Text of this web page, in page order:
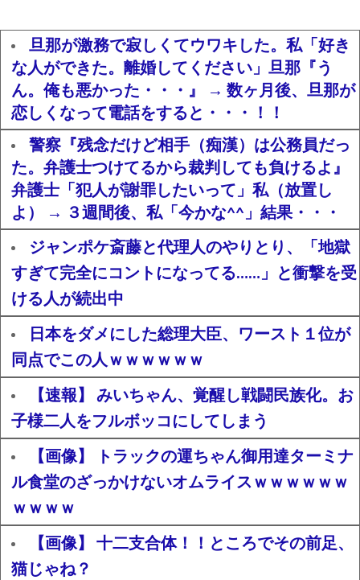
旦那が激務で寂しくてウワキした。私「好き
な人ができた。離婚してください」旦那『う
ん。俺も悪かった・・・』 → 数ヶ月後、旦那が
恋しくなって電話をすると・・・！！
警察『残念だけど相手（痴漢）は公務員だっ
た。弁護士つけてるから裁判しても負けるよ』
弁護士「犯人が謝罪したいって」私（放置し
よ） → ３週間後、私「今かな^^」結果・・・
ジャンポケ斎藤と代理人のやりとり、「地獄
すぎて完全にコントになってる……」と衝撃を受
ける人が続出中
日本をダメにした総理大臣、ワースト１位が
同点でこの人ｗｗｗｗｗｗ
【速報】 みいちゃん、覚醒し戦闘民族化。お
子様二人をフルボッコにしてしまう
【画像】 トラックの運ちゃん御用達ターミナ
ル食堂のざっかけないオムライスｗｗｗｗｗｗ
ｗｗｗｗ
【画像】 十二支合体！！ところでその前足、
猫じゃね？